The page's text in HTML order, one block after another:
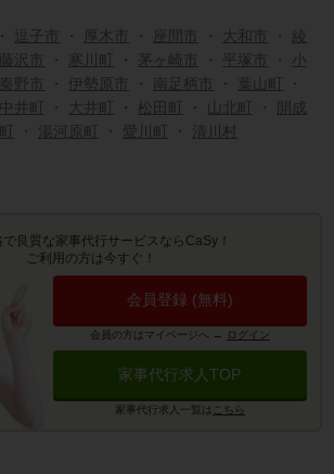
・ 逗子市 ・ 厚木市 ・ 座間市 ・ 大和市 ・ 綾
藤沢市 ・ 寒川町 ・ 茅ヶ崎市 ・ 平塚市 ・ 小
秦野市 ・ 伊勢原市 ・ 南足柄市 ・ 葉山町 ・
中井町 ・ 大井町 ・ 松田町 ・ 山北町 ・
開成
・ 湯河原町 ・ 愛川町 ・ 清川村
良質な家事代行サービスならCaSy！
ご利用の方は今すぐ！
会員登録 (無料)
会員の方はマイページへ → ログイン
家事代行求人TOP
家事代行求人一覧は こちら